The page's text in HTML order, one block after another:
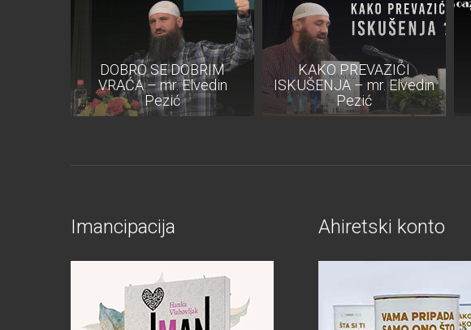
DOBRO SE DOBRIM
VRAĆA – mr. Elvedin
Pezić
KAKO PREVAZIĆI
ISKUŠENJA – mr. Elvedin
Pezić
Imancipacija Ahiretski konto